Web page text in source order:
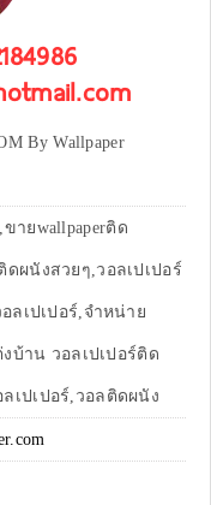
By Wallpaper
ายwallpaperติด
ดผนังสวยๆ,วอลเปเปอร์
ลเปเปอร์,จำหน่าย
บ้าน วอลเปเปอร์ติด
เปเปอร์,วอลติดผนัง